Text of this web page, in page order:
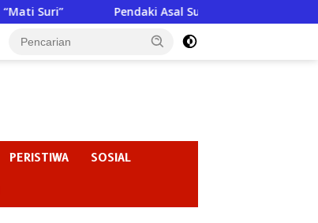
Pendaki Asal Sumenep Meninggal di Gunung
PERISTIWA SOSIAL